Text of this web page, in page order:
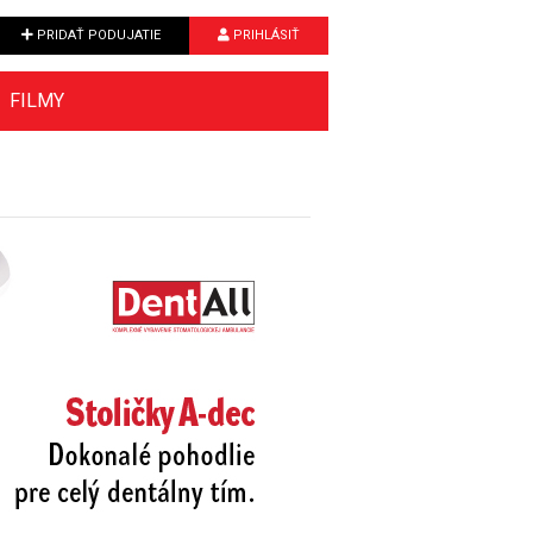
PRIDAŤ PODUJATIE PRIHLÁSIŤ
FILMY
Next